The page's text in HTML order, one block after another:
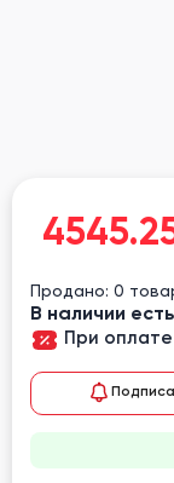
Продано: 0
В наличии есть
При